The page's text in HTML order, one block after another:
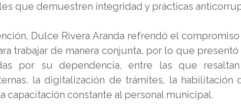
que demuestren integridad y prácticas
Dulce Rivera Aranda refrendó el
trabajar de manera conjunta, por lo que
por su dependencia, entre las que
la digitalización de trámites, la habilitación
capacitación constante al personal municipal.